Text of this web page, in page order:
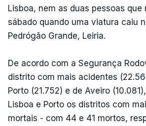
Lisboa, nem as duas pessoas que
sábado quando uma viatura caiu
Pedrógão Grande, Leiria.
De acordo com a Segurança
distrito com mais acidentes
Porto (21.752) e de Aveiro
Lisboa e Porto os distritos com
mortais - com 44 e 41 mortos,